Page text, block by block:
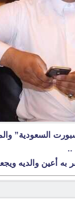
السعودية”
..
به أعين والديه